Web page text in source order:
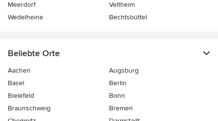
Meerdorf
Veltheim
Wedelheine
Bechtsbüttel
Beliebte Orte
Aachen
Augsburg
Basel
Berlin
Bielefeld
Bonn
Braunschweig
Bremen